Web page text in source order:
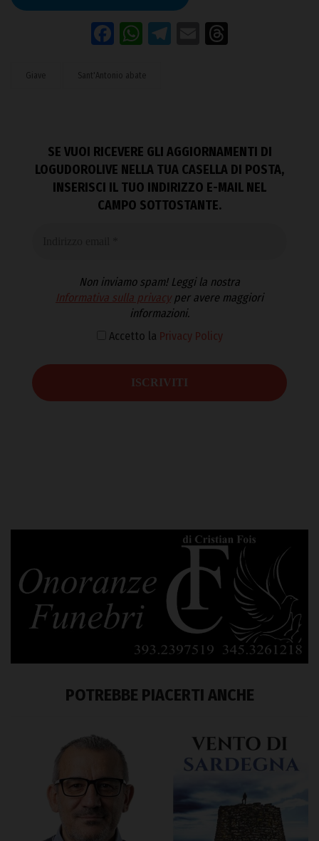
Facebook
WhatsApp
Telegram
Email
Giave Sant'Antonio abate
SE VUOI RICEVERE GLI AGGIORNAMENTI DI
LOGUDOROLIVE NELLA TUA CASELLA DI POSTA,
INSERISCI IL TUO INDIRIZZO E-MAIL NEL
CAMPO SOTTOSTANTE.
Non inviamo spam! Leggi la nostra
Informativa sulla privacyper avere maggiori
informazioni.
Accetto la Privacy Policy
POTREBBE PIACERTI ANCHE